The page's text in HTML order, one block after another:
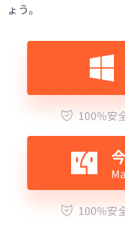
ょう。